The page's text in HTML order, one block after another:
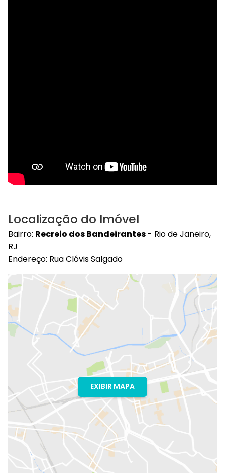
Localização do Imóvel
Bairro: Recreio dos Bandeirantes - Rio de Janeiro,
RJ
Endereço: Rua Clóvis Salgado
EXIBIR MAPA